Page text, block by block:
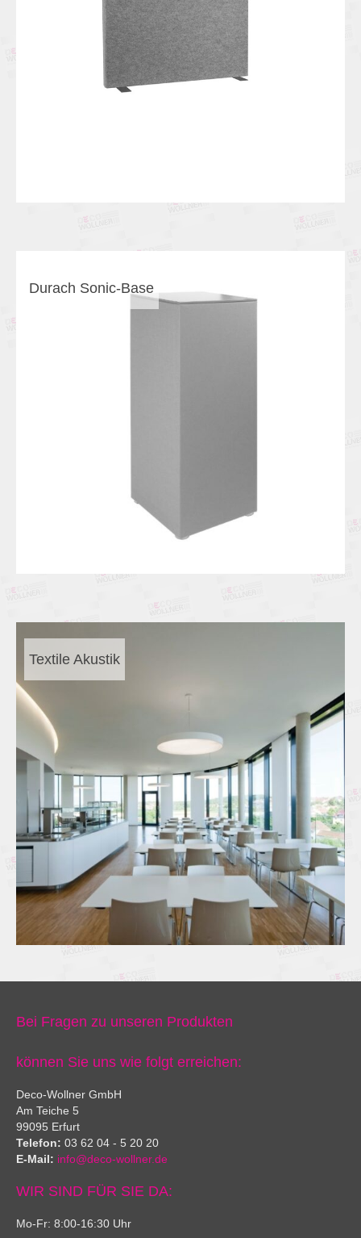
Durach Sonic-Base
Textile Akustik
Bei Fragen zu unseren Produkten
können Sie uns wie folgt erreichen:
Deco-Wollner GmbH
Am Teiche 5
99095 Erfurt
Telefon: 03 62 04 - 5 20 20
E-Mail: info@deco-wollner.de
WIR SIND FÜR SIE DA:
Mo-Fr: 8:00-16:30 Uhr